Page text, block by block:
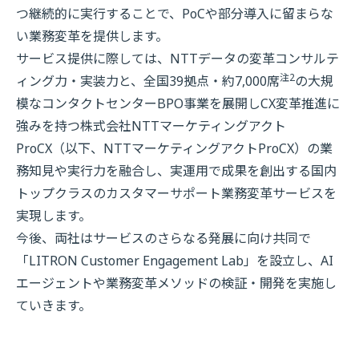
つ継続的に実行することで、PoCや部分導入に留まらな
い業務変革を提供します。
サービス提供に際しては、NTTデータの変革コンサルテ
ィング力・実装力と、全国39拠点・約7,000席注2の大規
模なコンタクトセンターBPO事業を展開しCX変革推進に
強みを持つ株式会社NTTマーケティングアクト
ProCX（以下、NTTマーケティングアクトProCX）の業
務知見や実行力を融合し、実運用で成果を創出する国内
トップクラスのカスタマーサポート業務変革サービスを
実現します。
今後、両社はサービスのさらなる発展に向け共同で
「LITRON Customer Engagement Lab」を設立し、AI
エージェントや業務変革メソッドの検証・開発を実施し
ていきます。